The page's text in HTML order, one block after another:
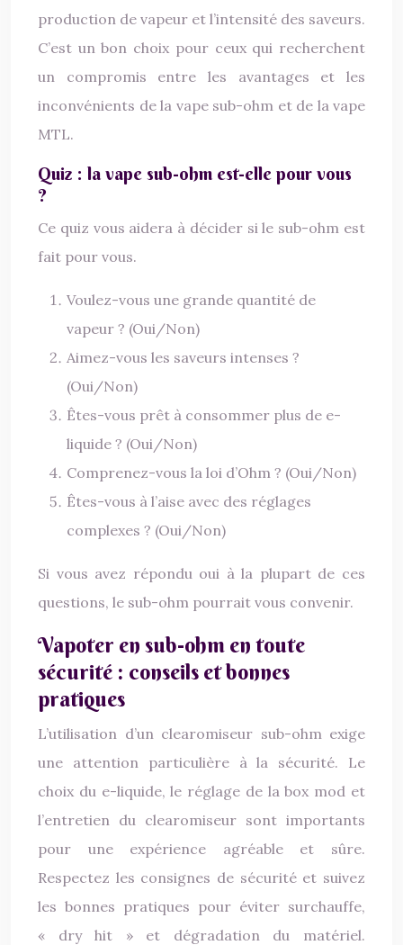
production de vapeur et l’intensité des saveurs.
C’est un bon choix pour ceux qui recherchent
un compromis entre les avantages et les
inconvénients de la vape sub-ohm et de la vape
MTL.
Quiz : la vape sub-ohm est-elle pour vous
?
Ce quiz vous aidera à décider si le sub-ohm est
fait pour vous.
Voulez-vous une grande quantité de
vapeur ? (Oui/Non)
Aimez-vous les saveurs intenses ?
(Oui/Non)
Êtes-vous prêt à consommer plus de e-
liquide ? (Oui/Non)
Comprenez-vous la loi d’Ohm ? (Oui/Non)
Êtes-vous à l’aise avec des réglages
complexes ? (Oui/Non)
Si vous avez répondu oui à la plupart de ces
questions, le sub-ohm pourrait vous convenir.
Vapoter en sub-ohm en toute
sécurité : conseils et bonnes
pratiques
L’utilisation d’un clearomiseur sub-ohm exige
une attention particulière à la sécurité. Le
choix du e-liquide, le réglage de la box mod et
l’entretien du clearomiseur sont importants
pour une expérience agréable et sûre.
Respectez les consignes de sécurité et suivez
les bonnes pratiques pour éviter surchauffe,
« dry hit » et dégradation du matériel.